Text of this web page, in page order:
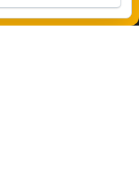
Tema:Envo Magazine